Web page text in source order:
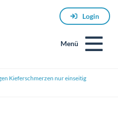
Login
Menü
Kieferschmerzen nur einseitig